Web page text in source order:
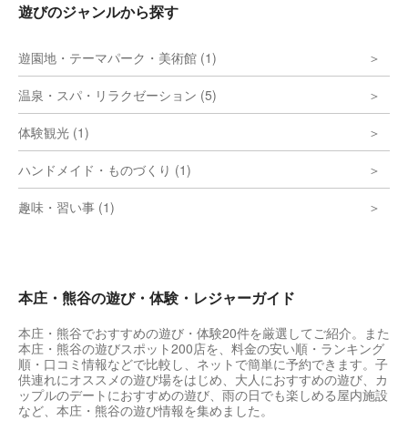
遊びのジャンルから探す
遊園地・テーマパーク・美術館 (1)
温泉・スパ・リラクゼーション (5)
体験観光 (1)
ハンドメイド・ものづくり (1)
趣味・習い事 (1)
本庄・熊谷の遊び・体験・レジャーガイド
本庄・熊谷でおすすめの遊び・体験20件を厳選してご紹介。また
本庄・熊谷の遊びスポット200店を、料金の安い順・ランキング
順・口コミ情報などで比較し、ネットで簡単に予約できます。子
供連れにオススメの遊び場をはじめ、大人におすすめの遊び、カ
ップルのデートにおすすめの遊び、雨の日でも楽しめる屋内施設
など、本庄・熊谷の遊び情報を集めました。